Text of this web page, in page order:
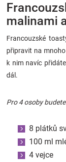
malinami
Francouzské
připravit na
k nim navíc
dál.
Pro 4 osoby
8 plátků
100 ml
4 vejce